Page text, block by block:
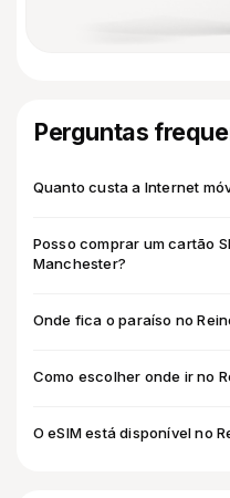
Perguntas
Quanto custa a Internet
Posso comprar um cartão
Manchester?
Onde fica o paraíso no
Como escolher onde ir no
O eSIM está disponível no